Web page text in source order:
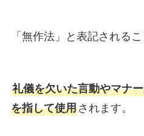
「無作法」と表記される
礼儀を欠いた言動やマナ
を指して使用されます。